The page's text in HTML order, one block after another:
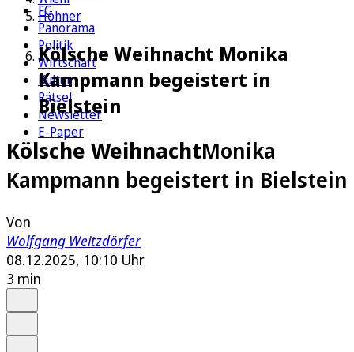
FC
Panorama
Politik
Wirtschaft
Kultur
Rätsel
Newsletter
E-Paper
Höhner
Kölsche Weihnacht Monika
Kampmann begeistert in
Bielstein
Kölsche WeihnachtMonika
Kampmann begeistert in Bielstein
Von
Wolfgang Weitzdörfer
08.12.2025, 10:10 Uhr
3 min